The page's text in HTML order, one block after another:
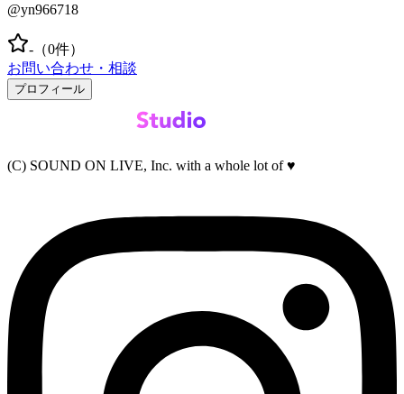
@yn966718
- （0件）
お問い合わせ・相談
プロフィール
(C) SOUND ON LIVE, Inc. with a whole lot of ♥